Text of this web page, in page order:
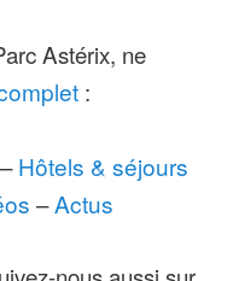
Astérix, ne
:
–Hôtels & séjours
–Actus